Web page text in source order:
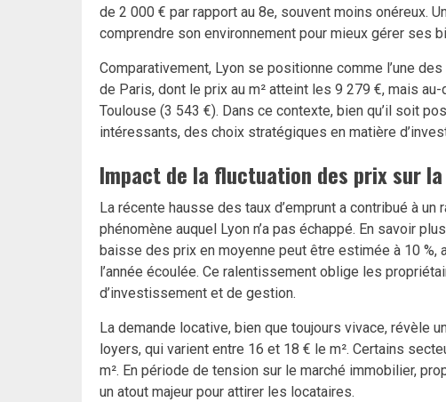
de 2 000 € par rapport au 8e, souvent moins onéreux.
comprendre son environnement pour mieux gérer ses
Comparativement, Lyon se positionne comme l’une
de Paris, dont le prix au m² atteint les 9 279 €, mais
Toulouse (3 543 €). Dans ce contexte, bien qu’il soit
intéressants, des choix stratégiques en matière
Impact de la fluctuation des prix sur
La récente hausse des taux d’emprunt a contribué à
phénomène auquel Lyon n’a pas échappé. En savoir
baisse des prix en moyenne peut être estimée à 10
l’année écoulée. Ce ralentissement oblige les
d’investissement et de gestion.
La demande locative, bien que toujours vivace, révèle
loyers, qui varient entre 16 et 18 € le m². Certains
m². En période de tension sur le marché immobilier,
un atout majeur pour attirer les locataires.